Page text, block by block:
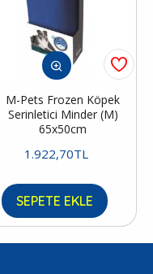
M-Pets Frozen Köpek
Serinletici Minder (M)
65x50cm
1.922,70TL
SEPETE EKLE